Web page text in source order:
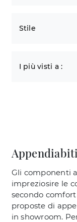
Stile
I più visti a :
Appendiabiti
Gli componenti
impreziosire le
secondo
proposte di
in showroom.